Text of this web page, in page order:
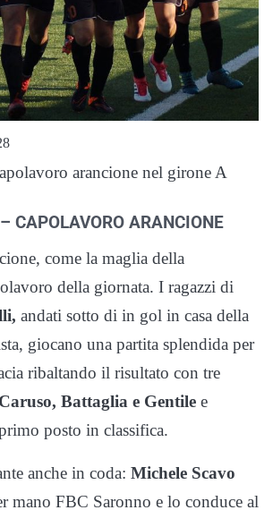
arancione nel girone A
CAPOLAVORO ARANCIONE
come la maglia della
della giornata. I ragazzi di
andati sotto di in gol in casa della
giocano una partita splendida per
ribaltando il risultato con tre
Caruso, Battaglia e Gentile e
posto in classifica.
anche in coda: Michele Scavo
mano FBC Saronno e lo conduce al